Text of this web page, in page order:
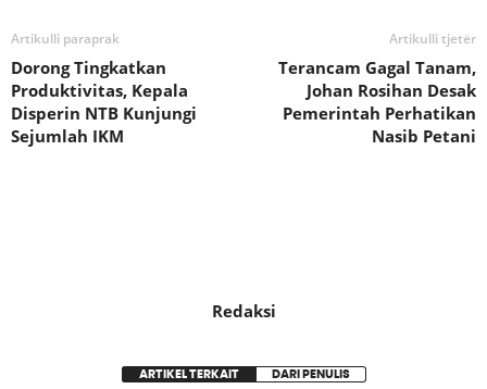
Artikulli paraprak
Dorong Tingkatkan
Produktivitas, Kepala
Disperin NTB Kunjungi
Sejumlah IKM
Artikulli tjetër
Terancam Gagal Tanam,
Johan Rosihan Desak
Pemerintah Perhatikan
Nasib Petani
Redaksi
ARTIKEL TERKAIT DARI PENULIS